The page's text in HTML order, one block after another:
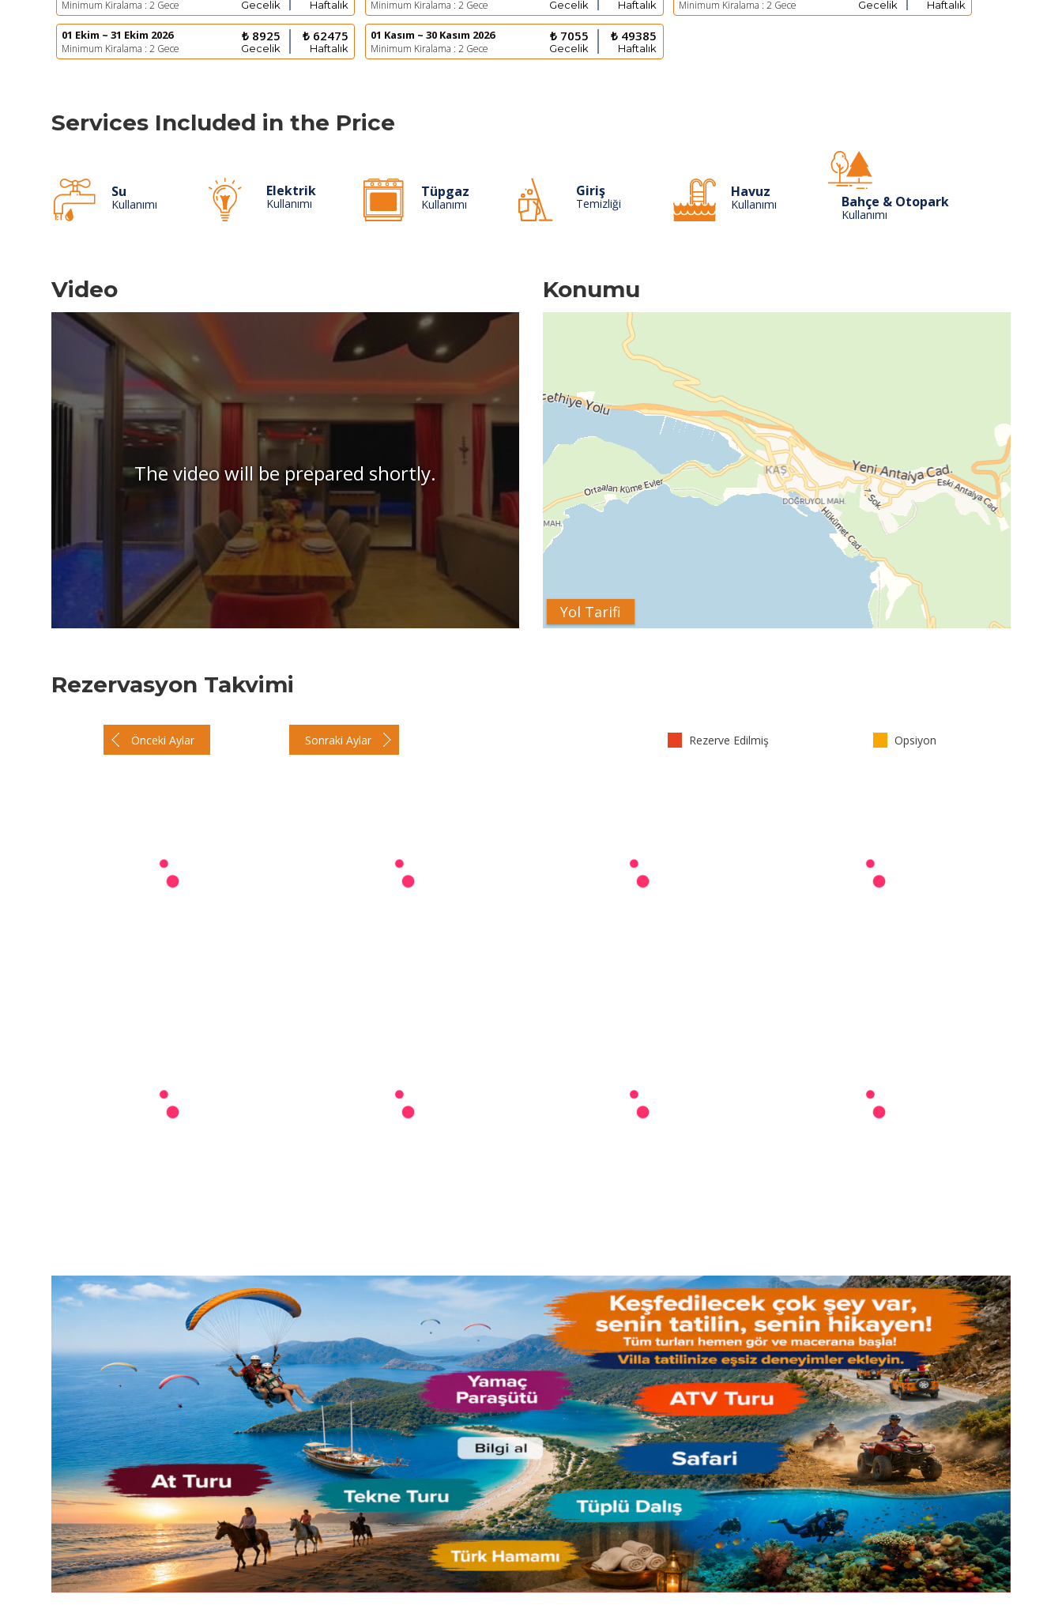
Minimum Kiralama : 2 Gece Gecelik Haftalık Minimum Kiralama : 2 Gece Gecelik Haftalık Minimum Kiralama : 2 Gece Gecelik Haftalık
01 Ekim ~ 31 Ekim 2026
Minimum Kiralama : 2 Gece
₺ 8925
Gecelik
₺ 62475
Haftalık
01 Kasım ~ 30 Kasım 2026
Minimum Kiralama : 2 Gece
₺ 7055
Gecelik
₺ 49385
Haftalık
Services Included in the Price
Su
Kullanımı
Elektrik
Kullanımı
Tüpgaz
Kullanımı
Giriş
Temizliği
Havuz
Kullanımı Bahçe & Otopark
Kullanımı
Video
The video will be prepared shortly.
Konumu
Yol Tarifi
Rezervasyon Takvimi
Önceki Aylar Sonraki Aylar Rezerve Edilmiş Opsiyon